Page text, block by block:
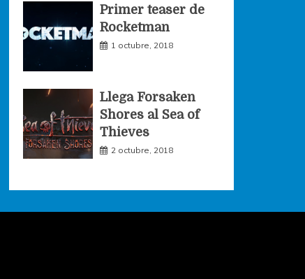
Primer teaser de
Rocketman
1 octubre, 2018
Llega Forsaken
Shores al Sea of
Thieves
2 octubre, 2018